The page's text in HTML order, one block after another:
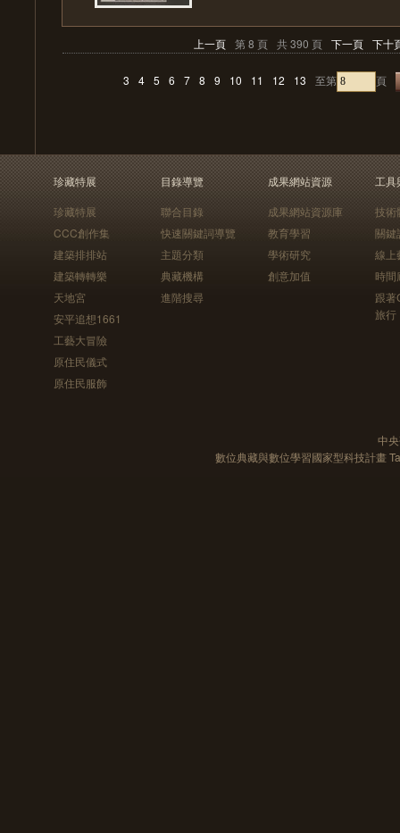
上一頁 第 8 頁 共 390 頁 下一頁 下十
3 4 5 6 7 8 9 10 11 12 13 至第 頁
珍藏特展
珍藏特展
CCC創作集
建築排排站
建築轉轉樂
天地宮
安平追想1661
工藝大冒險
原住民儀式
原住民服飾
目錄導覽
聯合目錄
快速關鍵詞導覽
主題分類
典藏機構
進階搜尋
成果網站資源
成果網站資源庫
教育學習
學術研究
創意加值
工具
技術
關鍵
線上
時間
跟
旅行
中
數位典藏與數位學習國家型科技計畫